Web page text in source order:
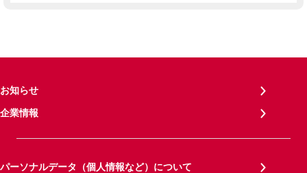
お知らせ
企業情報
パーソナルデータ（個人情報など）について